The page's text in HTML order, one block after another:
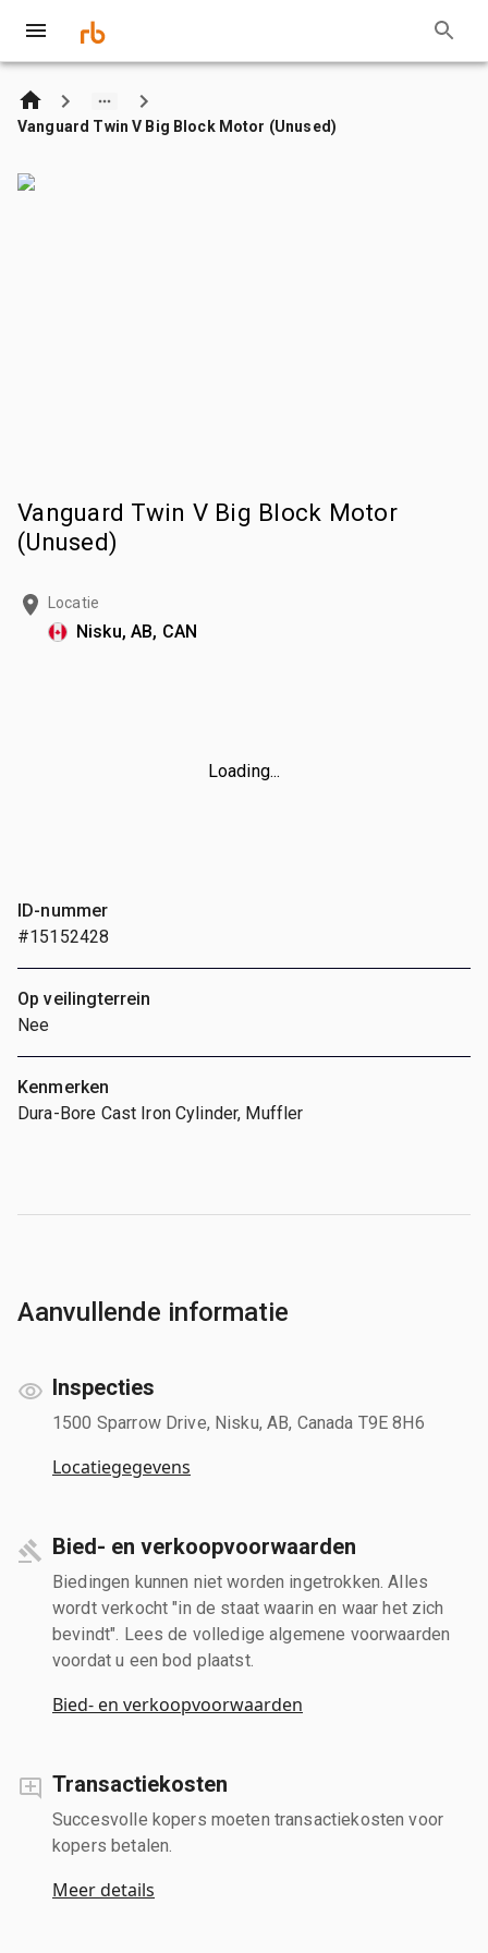
Vanguard Twin V Big Block Motor (Unused)
Vanguard Twin V Big Block Motor
(Unused)
Locatie
Nisku, AB, CAN
Loading...
ID-nummer
#15152428
Op veilingterrein
Nee
Kenmerken
Dura-Bore Cast Iron Cylinder, Muffler
Aanvullende informatie
Inspecties
1500 Sparrow Drive, Nisku, AB, Canada T9E 8H6
Locatiegegevens
Bied- en verkoopvoorwaarden
Biedingen kunnen niet worden ingetrokken. Alles
wordt verkocht "in de staat waarin en waar het zich
bevindt". Lees de volledige algemene voorwaarden
voordat u een bod plaatst.
Bied- en verkoopvoorwaarden
Transactiekosten
Succesvolle kopers moeten transactiekosten voor
kopers betalen.
Meer details